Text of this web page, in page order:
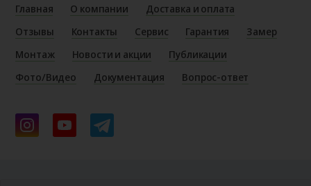
Главная О компании
Доставка и оплата
Отзывы
Контакты Сервис Гарантия
Замер
Монтаж
Новости и акции
Публикации
Фото/Видео
Документация Вопрос-ответ